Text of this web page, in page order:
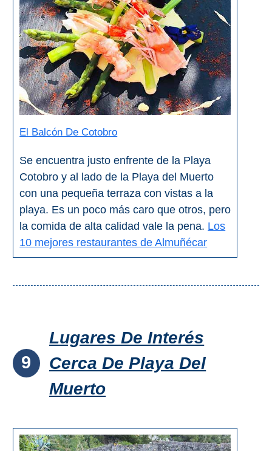
El Balcón De Cotobro
Se encuentra justo enfrente de la Playa
Cotobro y al lado de la Playa del Muerto
con una pequeña terraza con vistas a la
playa. Es un poco más caro que otros, pero
la comida de alta calidad vale la pena. Los
10 mejores restaurantes de Almuñécar
9
Lugares De Interés
Cerca De Playa Del
Muerto